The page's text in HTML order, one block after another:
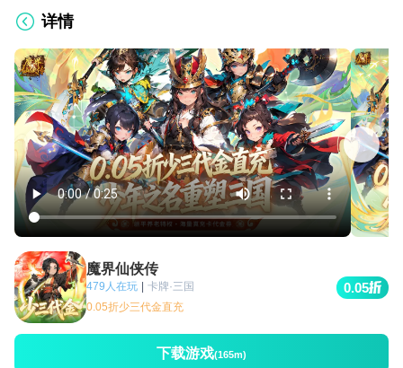
详情
魔界仙侠传
479人在玩 | 卡牌·三国
0.05折少三代金直充
0.05
下载游戏(165m)